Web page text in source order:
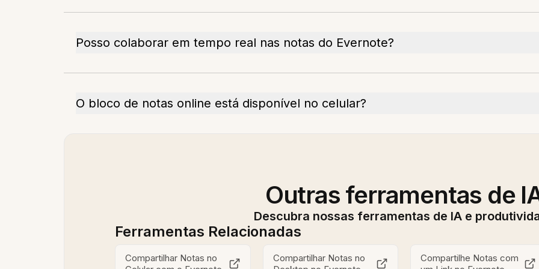
Posso colaborar em tempo real nas notas do Evernote?
O bloco de notas online está disponível no celular?
Outras ferramentas de
Descubra nossas ferramentas de IA e
Ferramentas Relacionadas
Compartilhar Notas no
Compartilhar Notas no
Compartilhe Notas com